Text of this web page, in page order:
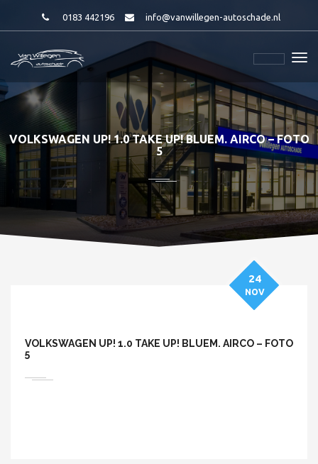
0183 442196 info@vanwillegen-autoschade.nl
VOLKSWAGEN UP! 1.0 TAKE UP! BLUEM. AIRCO – FOTO
5
VOLKSWAGEN UP! 1.0 TAKE UP! BLUEM. AIRCO – FOTO
5
24
NOV